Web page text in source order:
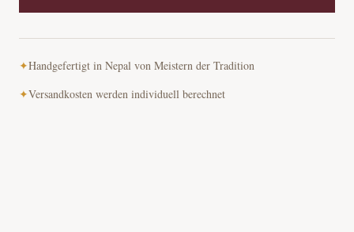
✦Handgefertigt in Nepal von Meistern der Tradition
✦Versandkosten werden individuell berechnet